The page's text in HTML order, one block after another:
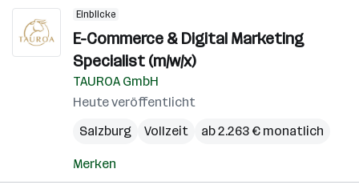
Einblicke
E-Commerce & Digital Marketing
Specialist (m/w/x)
TAUROA GmbH
Heute veröffentlicht
Salzburg
Vollzeit ab 2.263 € monatlich
Merken